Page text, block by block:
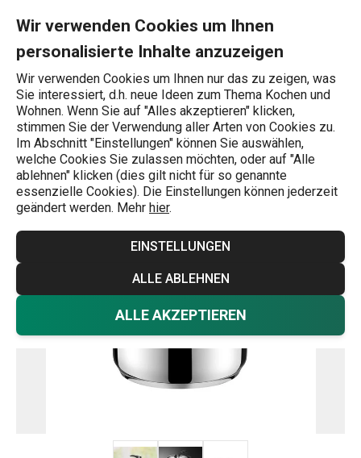
Wir verwenden Cookies um Ihnen
personalisierte Inhalte anzuzeigen
Wir verwenden Cookies um Ihnen nur das zu zeigen, was
Sie interessiert, d.h. neue Ideen zum Thema Kochen und
Wohnen. Wenn Sie auf "Alles akzeptieren" klicken,
stimmen Sie der Verwendung aller Arten von Cookies zu.
Im Abschnitt "Einstellungen" können Sie auswählen,
welche Cookies Sie zulassen möchten, oder auf "Alle
ablehnen" klicken (dies gilt nicht für so genannte
essenzielle Cookies). Die Einstellungen können jederzeit
geändert werden. Mehr hier.
EINSTELLUNGEN
ALLE ABLEHNEN
ALLE AKZEPTIEREN
Wonach suchen Sie?
Selbstständige Schnellkochtöpfe
Schnellkochtopf MAGNUM 7,0 l
Versandkostenfrei